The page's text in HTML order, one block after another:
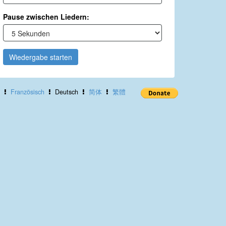
Pause zwischen Liedern:
Wiedergabe starten
Französisch Deutsch 简体 繁體